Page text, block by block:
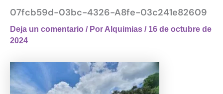
07fcb59d-03bc-4326-A8fe-03c241e82609
Deja un comentario / Por Alquimias / 16 de octubre de
2024